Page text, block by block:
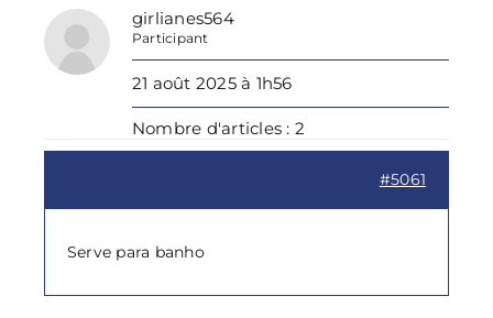
girlianes564
Participant
21 août 2025 à 1h56
Nombre d'articles : 2
#5061
Serve para banho